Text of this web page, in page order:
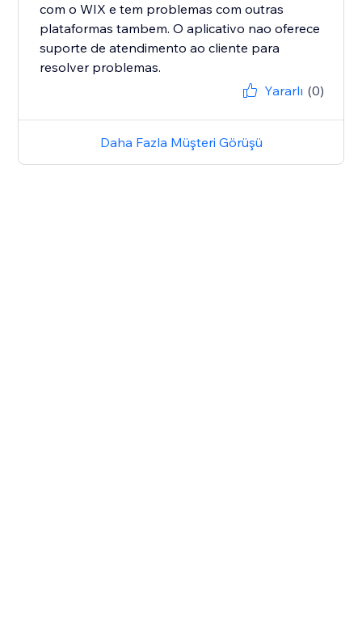
com o WIX e tem problemas com outras
plataformas tambem. O aplicativo nao oferece
suporte de atendimento ao cliente para
resolver problemas.
Yararlı (0)
Daha Fazla Müşteri Görüşü